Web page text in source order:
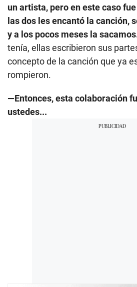
un artista, pero en este caso
las dos les encantó la canción,
y a los pocos meses la
tenía, ellas escribieron sus
concepto de la canción que ya
rompieron.
—Entonces, esta colaboración
ustedes...